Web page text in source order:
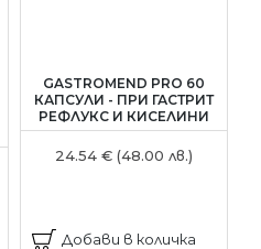
GASTROMEND PRO 60
КАПСУЛИ - ПРИ ГАСТРИТ
РЕФЛУКС И КИСЕЛИНИ
24.54 € (48.00 лв.)
Добави в количка